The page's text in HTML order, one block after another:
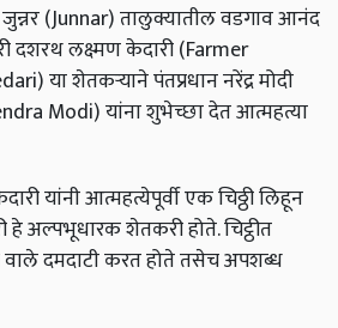
(Junnar) तालुक्यातील वडगाव आनंद
दशरथ लक्ष्मण केदारी (Farmer
या शेतकऱ्याने पंतप्रधान नरेंद्र मोदी
Modi) यांना शुभेच्छा देत आत्महत्या
यांनी आत्महत्येपूर्वी एक चिठ्ठी लिहून
अल्पभूधारक शेतकरी होते. चिट्ठीत
वाले दमदाटी करत होते तसेच अपशब्ध